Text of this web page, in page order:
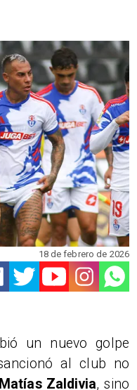
18 de febrero de 2026
un nuevo golpe
al club no
Zaldivia, sino